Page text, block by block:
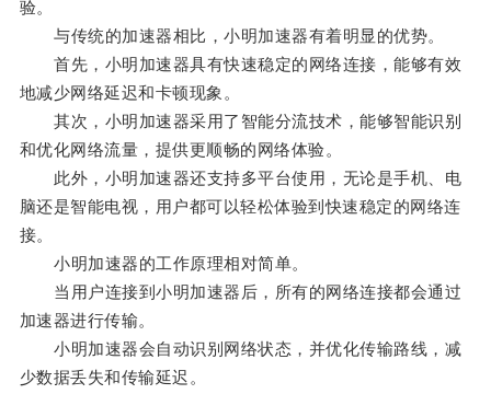
验。
与传统的加速器相比，小明加速器有着明显的优势。
首先，小明加速器具有快速稳定的网络连接，能够有效
地减少网络延迟和卡顿现象。
其次，小明加速器采用了智能分流技术，能够智能识别
和优化网络流量，提供更顺畅的网络体验。
此外，小明加速器还支持多平台使用，无论是手机、电
脑还是智能电视，用户都可以轻松体验到快速稳定的网络连
接。
小明加速器的工作原理相对简单。
当用户连接到小明加速器后，所有的网络连接都会通过
加速器进行传输。
小明加速器会自动识别网络状态，并优化传输路线，减
少数据丢失和传输延迟。